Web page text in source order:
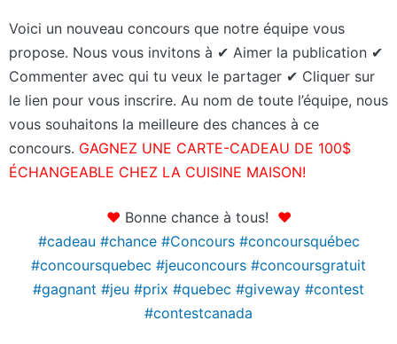
Voici un nouveau concours que notre équipe vous
propose. Nous vous invitons à ✔ Aimer la publication ✔
Commenter avec qui tu veux le partager ✔ Cliquer sur
le lien pour vous inscrire. Au nom de toute l’équipe, nous
vous souhaitons la meilleure des chances à ce
concours. GAGNEZ UNE CARTE-CADEAU DE 100$
ÉCHANGEABLE CHEZ LA CUISINE MAISON!
❤ Bonne chance à tous! ❤
#cadeau #chance #Concours #concoursquébec
#concoursquebec #jeuconcours #concoursgratuit
#gagnant #jeu #prix #quebec #giveway #contest
#contestcanada